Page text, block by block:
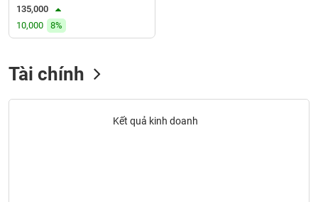
135,000
10,000
8%
Tài chính
Kết quả kinh doanh
ÍCH
BẤT